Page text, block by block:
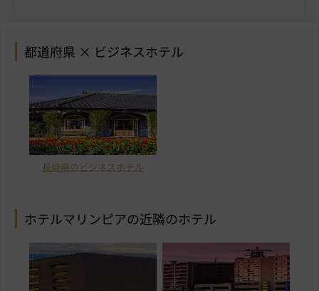
都道府県 × ビジネスホテル
長崎県のビジネスホテル
ホテルマリンピアの近隣のホテル